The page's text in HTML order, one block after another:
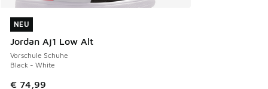
NEU
Jordan Aj1 Low Alt
Vorschule Schuhe
Black - White
€ 74,99
NEU